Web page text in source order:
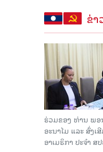
ຂ່
ຮ່ວມຂອງ ທ່ານ ພ
ອະນາໄມ ແລະ ສົ່ງ
ອາເມຣິກາ ປະຈຳ